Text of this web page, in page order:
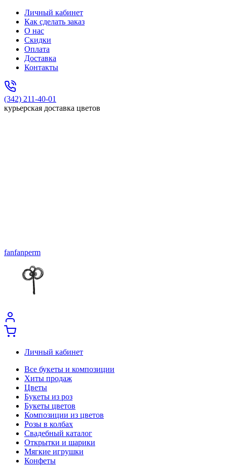
Личный кабинет
Как сделать заказ
О нас
Скидки
Оплата
Доставка
Контакты
(342) 211-40-01
курьерская доставка цветов
fanfanperm
Личный кабинет
Все букеты и композиции
Хиты продаж
Цветы
Букеты из роз
Букеты цветов
Композиции из цветов
Розы в колбах
Свадебный каталог
Открытки и шарики
Мягкие игрушки
Конфеты